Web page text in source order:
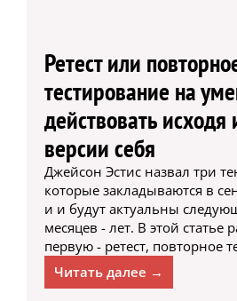
Ретест или
тестирование на
действовать исходя
версии себя
Джейсон Эстис назвал три
которые закладываются в
и и будут актуальны
месяцев - лет. В этой статье
первую - ретест, повторное
Читать далее →